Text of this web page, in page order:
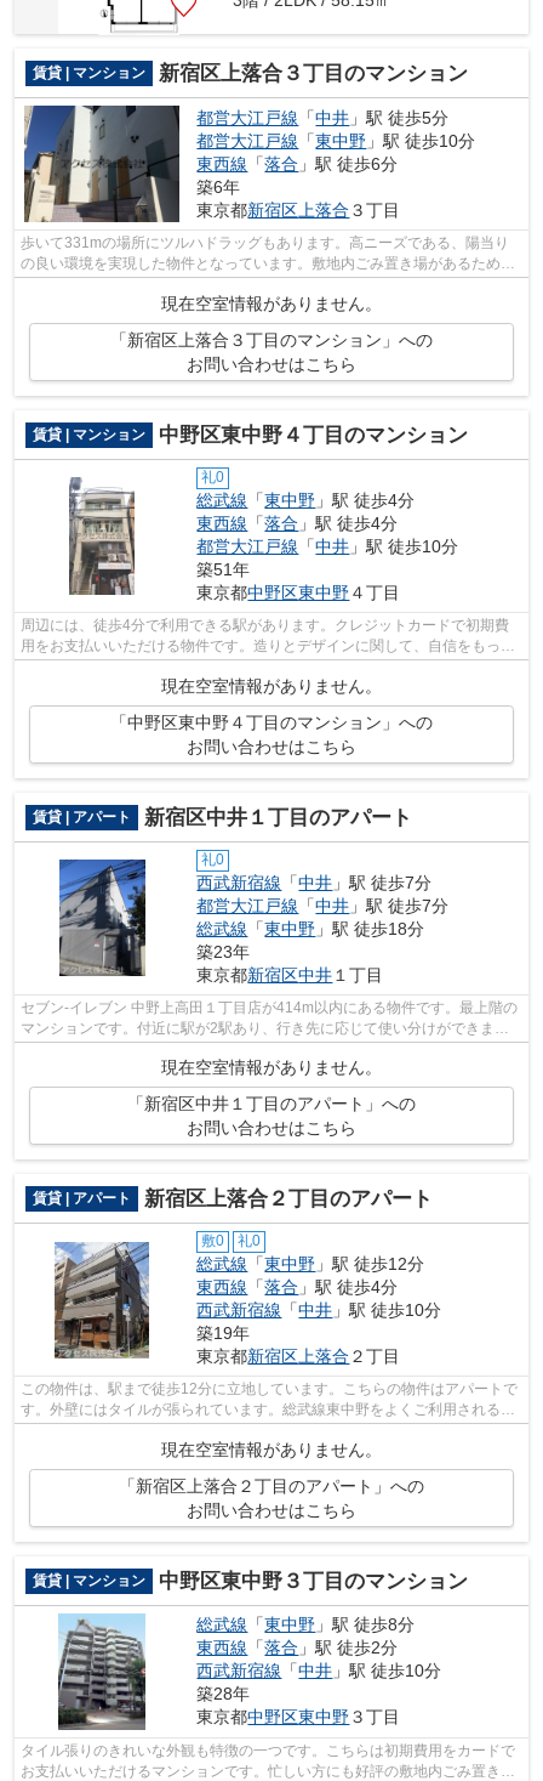
賃貸 | マンション 新宿区上落合３丁目のマンション
都営大江戸線 「中井 」駅 徒歩5分
都営大江戸線 「東中野 」駅 徒歩10分
東西線 「落合 」駅 徒歩6分
築6年
東京都新宿区 上落合 ３丁目
歩いて331mの場所にツルハドラッグもあります。高ニーズである、陽当り
の良い環境を実現した物件となっています。敷地内ごみ置き場があるため気
現在空室情報がありません。
「新宿区上落合３丁目のマンション」への
お問い合わせはこちら
賃貸 | マンション 中野区東中野４丁目のマンション
礼0
総武線 「東中野 」駅 徒歩4分
東西線 「落合 」駅 徒歩4分
都営大江戸線 「中井 」駅 徒歩10分
築51年
東京都中野区東中野４丁目
周辺には、徒歩4分で利用できる駅があります。クレジットカードで初期費
用をお支払いいただける物件です。造りとデザインに関して、自信をもって
現在空室情報がありません。
「中野区東中野４丁目のマンション」への
お問い合わせはこちら
賃貸 | アパート 新宿区中井１丁目のアパート
礼0
西武新宿線 「中井 」駅 徒歩7分
都営大江戸線 「中井 」駅 徒歩7分
総武線 「東中野 」駅 徒歩18分
築23年
東京都新宿区中井 １丁目
セブン-イレブン 中野上高田１丁目店が414m以内にある物件です。最上階の
マンションです。付近に駅が2駅あり、行き先に応じて使い分けができま
す。駅から徒歩7分に立地する、魅力的な...
現在空室情報がありません。
「新宿区中井１丁目のアパート」への
お問い合わせはこちら
賃貸 | アパート 新宿区上落合２丁目のアパート
敷0 礼0
総武線 「東中野 」駅 徒歩12分
東西線 「落合 」駅 徒歩4分
西武新宿線 「中井 」駅 徒歩10分
築19年
東京都新宿区 上落合 ２丁目
この物件は、駅まで徒歩12分に立地しています。こちらの物件はアパートで
す。外壁にはタイルが張られています。総武線東中野をよくご利用されるな
現在空室情報がありません。
「新宿区上落合２丁目のアパート」への
お問い合わせはこちら
賃貸 | マンション 中野区東中野３丁目のマンション
総武線 「東中野 」駅 徒歩8分
東西線 「落合 」駅 徒歩2分
西武新宿線 「中井 」駅 徒歩10分
築28年
東京都中野区東中野３丁目
タイル張りのきれいな外観も特徴の一つです。こちらは初期費用をカードで
お支払いいただけるマンションです。忙しい方にも好評の敷地内ごみ置き場